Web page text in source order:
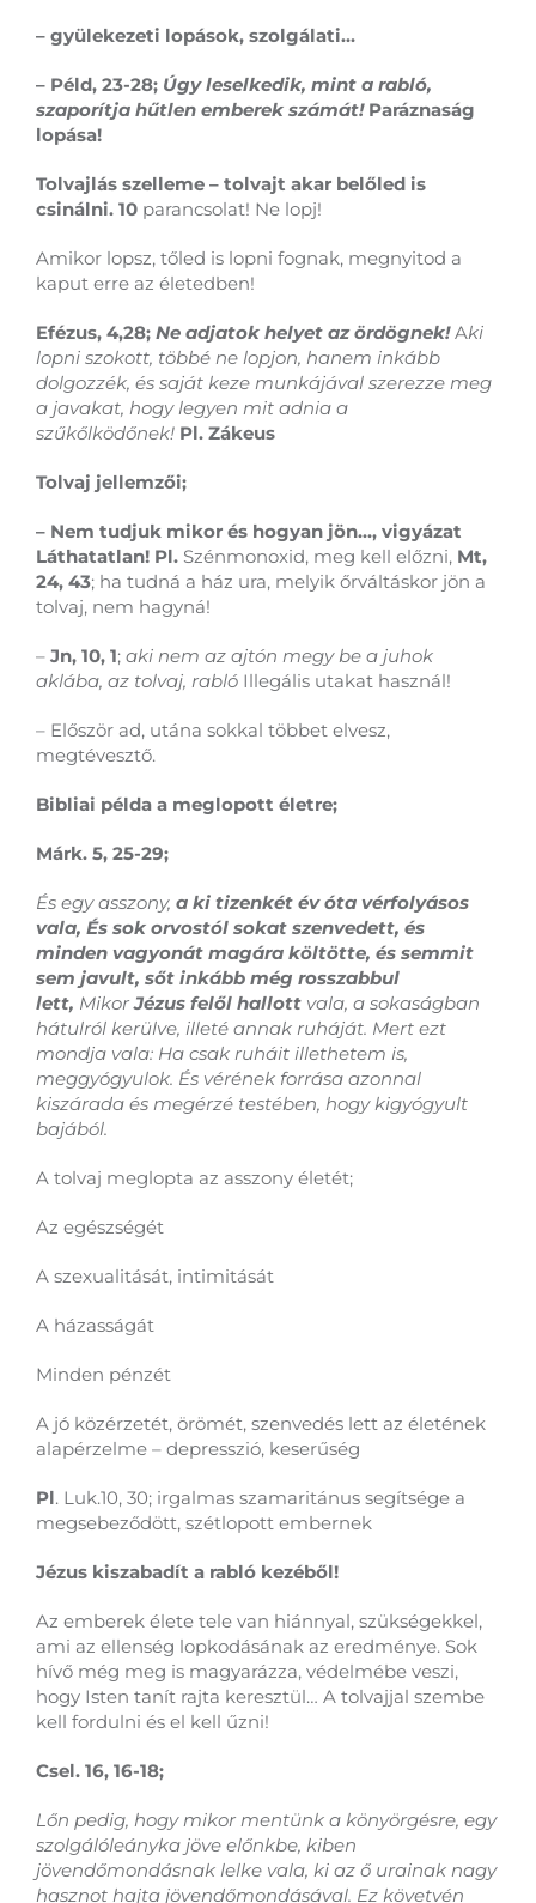
– gyülekezeti lopások, szolgálati…
– Péld, 23-28; Úgy leselkedik, mint a rabló,
szaporítja hűtlen emberek számát!Paráznaság
lopása!
Tolvajlás szelleme – tolvajt akar belőled is
csinálni. 10 parancsolat! Ne lopj!
Amikor lopsz, tőled is lopni fognak, megnyitod a
kaput erre az életedben!
Efézus, 4,28; Ne adjatok helyet az ördögnek!Aki
lopni szokott, többé ne lopjon, hanem inkább
dolgozzék, és saját keze munkájával szerezze meg
a javakat, hogy legyen mit adnia a
szűkőlködőnek! Pl. Zákeus
Tolvaj jellemzői;
– Nem tudjuk mikor és hogyan jön…, vigyázat
Láthatatlan! Pl. Szénmonoxid, meg kell előzni, Mt,
24, 43; ha tudná a ház ura, melyik őrváltáskor jön a
tolvaj, nem hagyná!
– Jn, 10, 1; aki nem az ajtón megy be a juhok
aklába, az tolvaj, rabló Illegális utakat használ!
– Először ad, utána sokkal többet elvesz,
megtévesztő.
Bibliai példa a meglopott életre;
Márk. 5, 25-29;
És egy asszony, a ki tizenkét év óta vérfolyásos
vala, És sok orvostól sokat szenvedett, és
minden vagyonát magára költötte, és semmit
sem javult, sőt inkább még rosszabbul
lett, MikorJézus felől hallott vala, a sokaságban
hátulról kerülve, illeté annak ruháját. Mert ezt
mondja vala: Ha csak ruháit illethetem is,
meggyógyulok. És vérének forrása azonnal
kiszárada és megérzé testében, hogy kigyógyult
bajából.
A tolvaj meglopta az asszony életét;
Az egészségét
A szexualitását, intimitását
A házasságát
Minden pénzét
A jó közérzetét, örömét, szenvedés lett az életének
alapérzelme – depresszió, keserűség
Pl. Luk.10, 30; irgalmas szamaritánus segítsége a
megsebeződött, szétlopott embernek
Jézus kiszabadít a rabló kezéből!
Az emberek élete tele van hiánnyal, szükségekkel,
ami az ellenség lopkodásának az eredménye. Sok
hívő még meg is magyarázza, védelmébe veszi,
hogy Isten tanít rajta keresztül… A tolvajjal szembe
kell fordulni és el kell űzni!
Csel. 16, 16-18;
Lőn pedig, hogy mikor mentünk a könyörgésre, egy
szolgálóleányka jöve előnkbe, kiben
jövendőmondásnak lelke vala, ki az ő urainak nagy
hasznot hajta jövendőmondásával. Ez követvén